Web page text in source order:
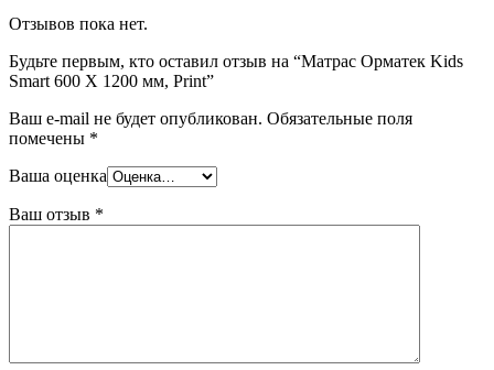
Отзывов пока нет.
Будьте первым, кто оставил отзыв на “Матрас Орматек Kids
Smart 600 Х 1200 мм, Print”
Ваш e-mail не будет опубликован. Обязательные поля
помечены *
Ваша оценка
Ваш отзыв *